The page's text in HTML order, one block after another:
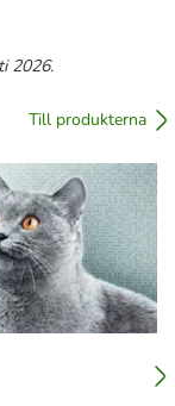
2026.
Till produkterna